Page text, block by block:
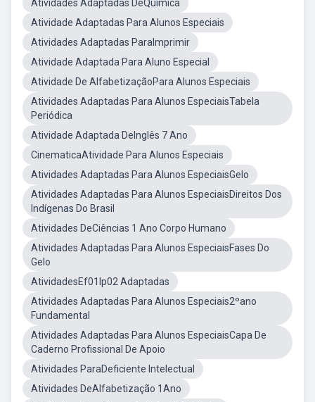
Atividades Adaptadas DeQuímica
Atividade Adaptadas Para Alunos Especiais
Atividades Adaptadas ParaImprimir
Atividade Adaptada Para Aluno Especial
Atividade De AlfabetizaçãoPara Alunos Especiais
Atividades Adaptadas Para Alunos EspeciaisTabela
Periódica
Atividade Adaptada DeInglês 7 Ano
CinematicaAtividade Para Alunos Especiais
Atividades Adaptadas Para Alunos EspeciaisGelo
Atividades Adaptadas Para Alunos EspeciaisDireitos Dos
Indígenas Do Brasil
Atividades DeCiências 1 Ano Corpo Humano
Atividades Adaptadas Para Alunos EspeciaisFases Do
Gelo
AtividadesEf01lp02 Adaptadas
Atividades Adaptadas Para Alunos Especiais2ºano
Fundamental
Atividades Adaptadas Para Alunos EspeciaisCapa De
Caderno Profissional De Apoio
Atividades ParaDeficiente Intelectual
Atividades DeAlfabetização 1Ano